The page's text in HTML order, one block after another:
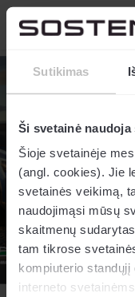
Sutikimas
Ši svetainė naudoja
Šioje svetainėje
(angl. cookies). Jie
svetainės veikimą,
naudojimąsi mūsų
skaitmenų
tam tikrose
kompiuterio
interneto